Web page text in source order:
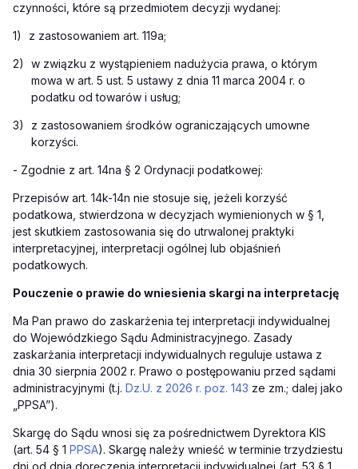
czynności, które są przedmiotem decyzji wydanej:
1) z zastosowaniem art. 119a;
2)
w związku z wystąpieniem nadużycia prawa, o którym
mowa w art. 5 ust. 5 ustawy z dnia 11 marca 2004 r. o
podatku od towarów i usług;
3)
z zastosowaniem środków ograniczających umowne
korzyści.
- Zgodnie z art. 14na § 2 Ordynacji podatkowej:
Przepisów art. 14k-14n nie stosuje się, jeżeli korzyść
podatkowa, stwierdzona w decyzjach wymienionych w § 1,
jest skutkiem zastosowania się do utrwalonej praktyki
interpretacyjnej, interpretacji ogólnej lub objaśnień
podatkowych.
Pouczenie o prawie do wniesienia skargi na interpretację
Ma Pan prawo do zaskarżenia tej interpretacji indywidualnej
do Wojewódzkiego Sądu Administracyjnego. Zasady
zaskarżania interpretacji indywidualnych reguluje ustawa z
dnia 30 sierpnia 2002 r. Prawo o postępowaniu przed sądami
administracyjnymi (t.j. Dz.U. z 2026 r. poz. 143 ze zm.; dalej jako
„PPSA”).
Skargę do Sądu wnosi się za pośrednictwem Dyrektora KIS
(art. 54 § 1 PPSA). Skargę należy wnieść w terminie trzydziestu